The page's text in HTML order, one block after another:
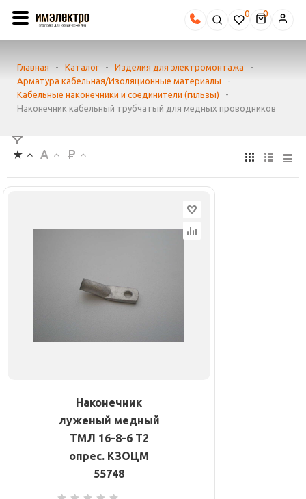
0
Главная - Каталог - Изделия для электромонтажа
-
Арматура кабельная/Изоляционные материалы
-
Кабельные наконечники и соединители (гильзы)
-
Наконечник кабельный трубчатый для медных проводников
Наконечник
луженый медный
ТМЛ 16-8-6 Т2
опрес. КЗОЦМ
55748